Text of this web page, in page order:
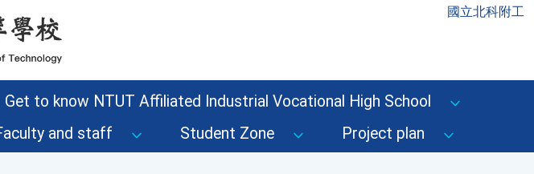
國立北科附工
Get to know NTUT Affiliated Industrial Vocational High School
and staff Student Zone Project plan